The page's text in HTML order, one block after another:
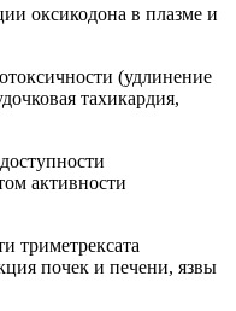
оксикодона в плазме и
(удлинение
тахикардия,
активности
триметрексата
почек и печени, язвы